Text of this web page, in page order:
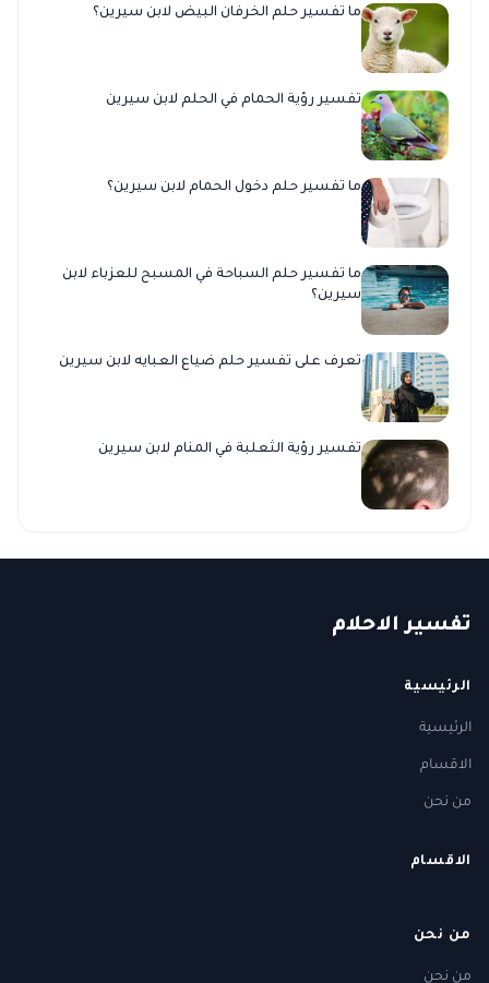
ما تفسير حلم الخرفان البيض لابن سيرين؟
تفسير رؤية الحمام في الحلم لابن سيرين
ما تفسير حلم دخول الحمام لابن سيرين؟
ما تفسير حلم السباحة في المسبح للعزباء لابن
سيرين؟
تعرف على تفسير حلم ضياع العبايه لابن سيرين
تفسير رؤية الثعلبة في المنام لابن سيرين
تفسير الاحلام
الرئيسية
الرئيسية
الاقسام
من نحن
الاقسام
من نحن
من نحن